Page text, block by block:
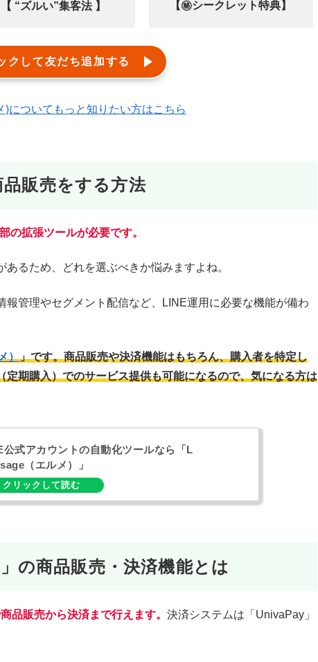
【 “ズルい”集客法 】
【㊙️シークレット特典】
クして友だち追加する
)についてもっと知りたい方はこちら
販売をする方法
の拡張ツールが必要です。
るため、どれを選ぶべきか悩みますよね。
管理やセグメント配信など、LINE運用に必要な機能が備わ
）」です。商品販売や決済機能はもちろん、購入者を特定し
期購入）でのサービス提供も可能になるので、気になる方は
公式アカウントの自動化ツールなら「L
（エルメ）」
の商品販売・決済機能とは
品販売から決済まで行えます。 決済システムは「UnivaPay」